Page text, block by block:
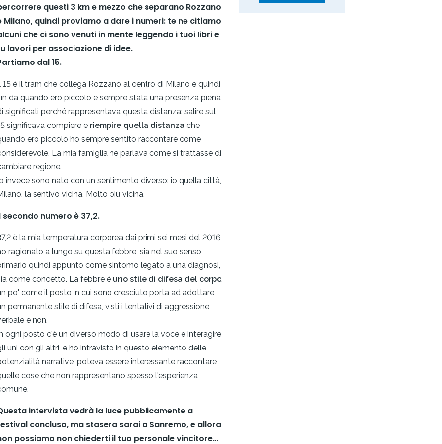
questi 3 km e mezzo che separano Rozzano
Milano, quindi proviamo a dare i numeri: te ne citiamo
che ci sono venuti in mente leggendo i tuoi libri e
lavori per associazione di idee.
dal 15.
15 è il tram che collega Rozzano al centro di Milano e quindi
da quando ero piccolo è sempre stata una presenza piena
significati perché rappresentava questa distanza: salire sul
significava compiere e riempire quella distanza che
ero piccolo ho sempre sentito raccontare come
La mia famiglia ne parlava come si trattasse di
regione.
invece sono nato con un sentimento diverso: io quella città,
la sentivo vicina. Molto più vicina.
secondo numero è 37,2.
è la mia temperatura corporea dai primi sei mesi del 2016:
ragionato a lungo su questa febbre, sia nel suo senso
quindi appunto come sintomo legato a una diagnosi,
come concetto. La febbre è uno stile di difesa del corpo,
po' come il posto in cui sono cresciuto porta ad adottare
permanente stile di difesa, visti i tentativi di aggressione
e non.
ogni posto c'è un diverso modo di usare la voce e interagire
uni con gli altri, e ho intravisto in questo elemento delle
narrative: poteva essere interessante raccontare
cose che non rappresentano spesso l'esperienza
intervista vedrà la luce pubblicamente a
concluso, ma stasera sarai a Sanremo, e allora
possiamo non chiederti il tuo personale vincitore…